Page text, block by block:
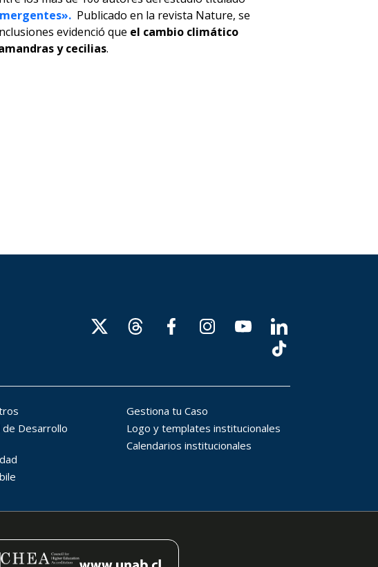
Publicado en la revista Nature, se
evidenció que el cambio climático
y cecilias.